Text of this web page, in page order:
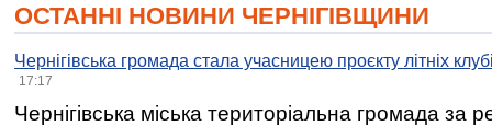
ОСТАННІ НОВИНИ ЧЕРНІГІВЩИНИ
Чернігівська громада стала учасницею проєкту літніх
17:17
Чернігівська міська територіальна громада за